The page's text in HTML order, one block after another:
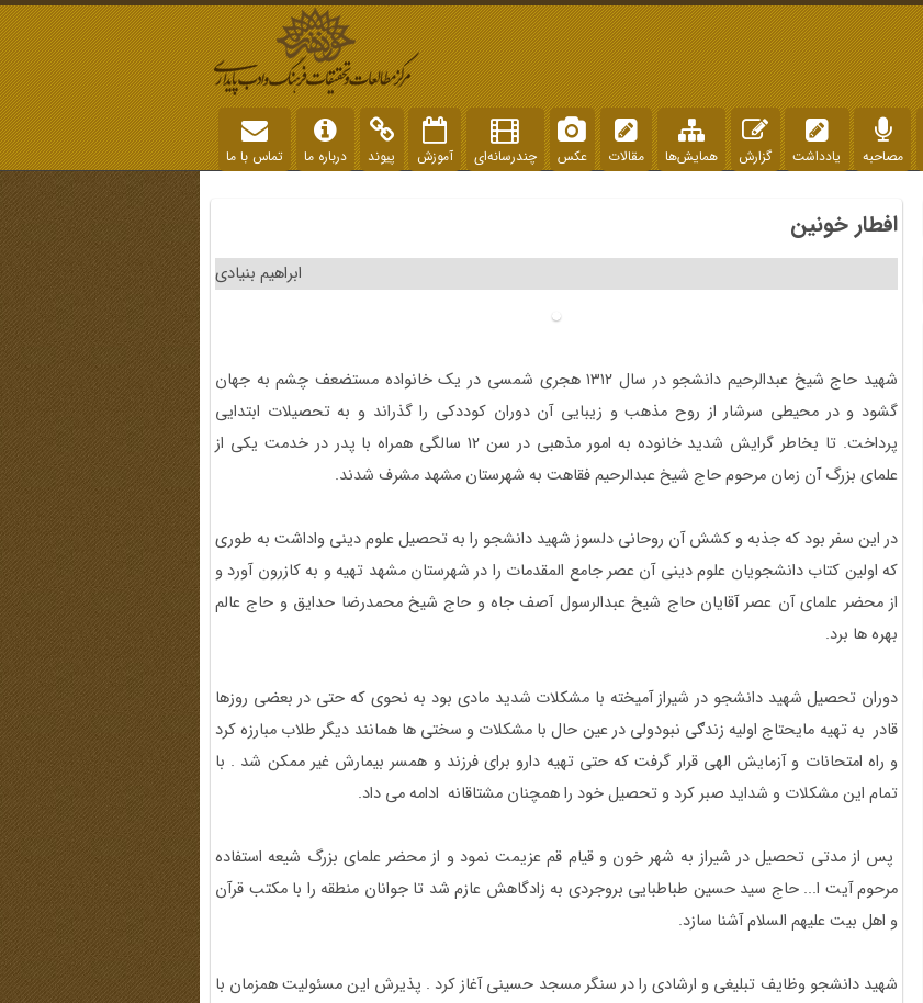
مصاحبه یادداشت گزارش همایش‌ها مقالات عکس چندرسانه‌ای آموزش پیوند درباره ما تماس با ما
افطار خونین
ابراهیم بنیادی
شهید حاج شیخ عبدالرحیم دانشجو در سال ۱۳۱۲ هجری شمسی در یک خانواده مستضعف چشم به جهان
گشود و در محیطی سرشار از روح مذهب و زیبایی آن دوران کوددکی را گذراند و به تحصیلات ابتدایی
پرداخت. تا بخاطر گرایش شدید خانوده به امور مذهبی در سن 12 سالگی همراه با پدر در خدمت یکی از
علمای بزرگ آن زمان مرحوم حاج شیخ عبدالرحیم فقاهت به شهرستان مشهد مشرف شدند.
در این سفر بود که جذبه و کشش آن روحانی دلسوز شهید دانشجو را به تحصیل علوم دینی واداشت به طوری
که اولین کتاب دانشجویان علوم دینی آن عصر جامع المقدمات را در شهرستان مشهد تهیه و به کازرون آورد و
از محضر علمای آن عصر آقایان حاج شیخ عبدالرسول آصف جاه و حاج شیخ محمدرضا حدایق و حاج عالم
بهره ها برد.
دوران تحصیل شهید دانشجو در شیراز آمیخته با مشکلات شدید مادی بود به نحوی که حتی در بعضی روزها
قادر به تهیه مایحتاج اولیه زندګی نبودولی در عین حال با مشکلات و سختی ها همانند دیگر طلاب مبارزه کرد
و راه امتحانات و آزمایش الهی قرار گرفت که حتی تهیه دارو برای فرزند و همسر بیمارش غیر ممکن شد . با
تمام این مشکلات و شداید صبر کرد و تحصیل خود را همچنان مشتاقانه ادامه می داد.
پس از مدتی تحصیل در شیراز به شهر خون و قیام قم عزیمت نمود و از محضر علمای بزرگ شیعه استفاده
مرحوم آیت ا... حاج سید حسین طباطبایی بروجردی به زادگاهش عازم شد تا جوانان منطقه را با مکتب قرآن
و اهل بیت علیهم السلام آشنا سازد.
شهید دانشجو وظایف تبلیغی و ارشادی را در سنگر مسجد حسینی آغاز کرد . پذیرش این مسئولیت همزمان با